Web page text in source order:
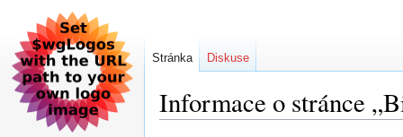
Informace o stránce
Stránka Diskuse